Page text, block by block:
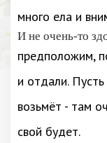
много ела и
И не очень-то
предположим,
и отдали.
возьмёт - там
свой будет.